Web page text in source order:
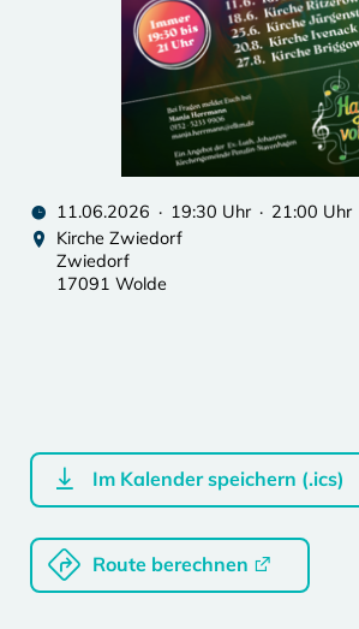
11.06.2026 · 19:30 Uhr · 21:00 Uhr
Kirche Zwiedorf
Zwiedorf
17091 Wolde
Im Kalender speichern (.ics)
Route berechnen